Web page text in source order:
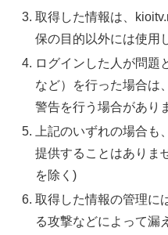
取得した情報は、
保の目的以外には使用
ログインした人が問題
など）を行った場合は
警告を行う場合があり
上記のいずれの場合
提供することはありま
を除く)
取得した情報の管理に
る攻撃などによって漏